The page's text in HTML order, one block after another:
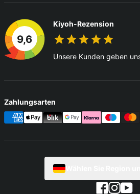
9,6
Kiyoh-Rezension
Unsere Kunden geben
Zahlungsarten
Wählen Sie Region